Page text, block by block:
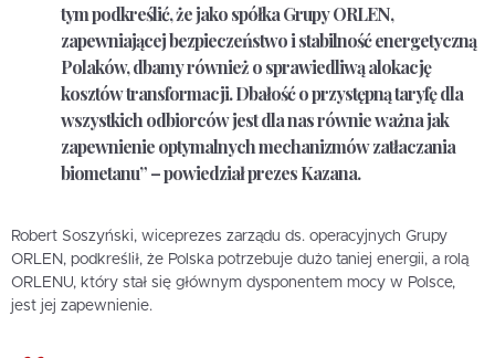
tym podkreślić, że jako spółka Grupy ORLEN,
zapewniającej bezpieczeństwo i stabilność energetyczną
Polaków, dbamy również o sprawiedliwą alokację
kosztów transformacji. Dbałość o przystępną taryfę dla
wszystkich odbiorców jest dla nas równie ważna jak
zapewnienie optymalnych mechanizmów zatłaczania
biometanu” – powiedział prezes Kazana.
Robert Soszyński, wiceprezes zarządu ds. operacyjnych Grupy
ORLEN, podkreślił, że Polska potrzebuje dużo taniej energii, a rolą
ORLENU, który stał się głównym dysponentem mocy w Polsce,
jest jej zapewnienie.